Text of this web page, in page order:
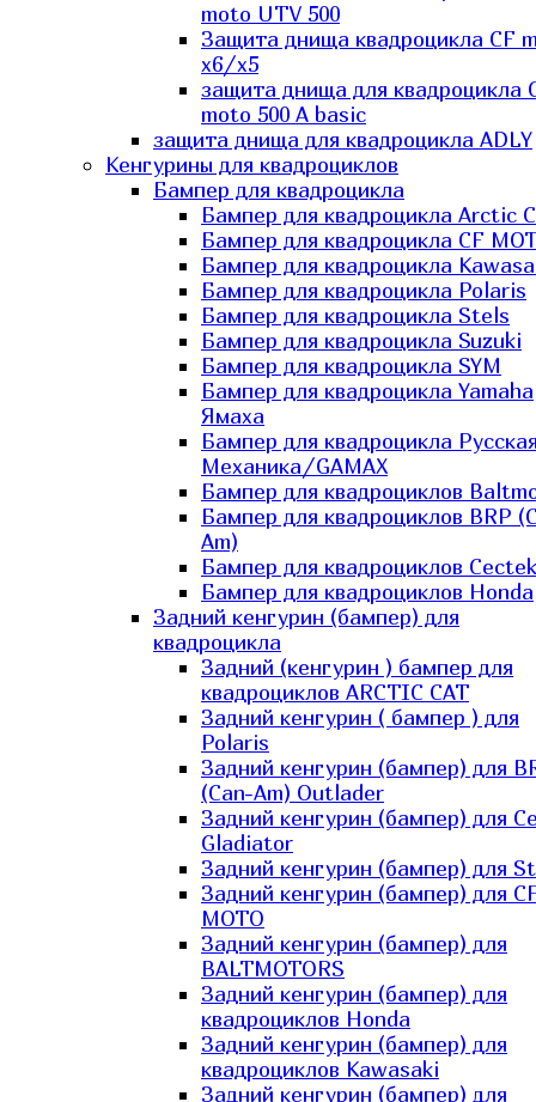
moto UTV 500
Защита днища квадроцикла СF
x6/x5
защита днища для квадроцикла
moto 500 A basic
защита днища для квадроцикла ADLY
Кенгурины для квадроциклов
Бампер для квадроцикла
Бампер для квадроцикла Arctic
Бампер для квадроцикла CF
Бампер для квадроцикла
Бампер для квадроцикла Polaris
Бампер для квадроцикла Stels
Бампер для квадроцикла Suzuki
Бампер для квадроцикла SYM
Бампер для квадроцикла Yamaha
Ямаха
Бампер для квадроцикла
Механика/GAMAX
Бампер для квадроциклов
Бампер для квадроциклов BRP
Am)
Бампер для квадроциклов Cectek
Бампер для квадроциклов Honda
Задний кенгурин (бампер) для
квадроцикла
Задний (кенгурин ) бампер для
квадроциклов ARCTIC CAT
Задний кенгурин ( бампер ) для
Polaris
Задний кенгурин (бампер) для
(Can-Am) Outlader
Задний кенгурин (бампер) для
Gladiator
Задний кенгурин (бампер) для
Задний кенгурин (бампер) для
MOTO
Задний кенгурин (бампер) для
BALTMOTORS
Задний кенгурин (бампер) для
квадроциклов Honda
Задний кенгурин (бампер) для
квадроциклов Kawasaki
Задний кенгурин (бампер) для